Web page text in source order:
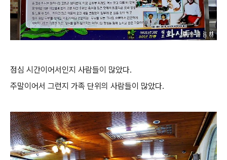
점심 시간이어서인지 사람들이 많았다.
주말이어서 그런지 가족 단위의 사람들이 많았다.